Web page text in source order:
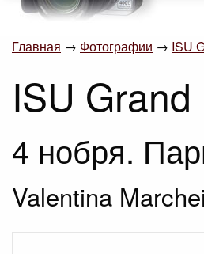
Главная → Фотографии → ISU
ISU
4 нобря.
Valentina